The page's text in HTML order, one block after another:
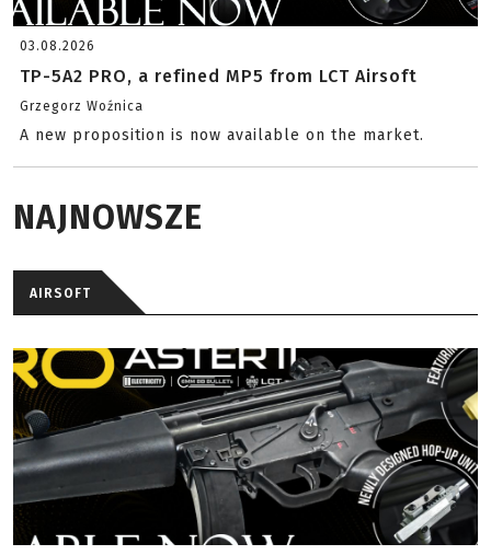
03.08.2026
TP-5A2 PRO, a refined MP5 from LCT Airsoft
Grzegorz Woźnica
A new proposition is now available on the market.
NAJNOWSZE
AIRSOFT